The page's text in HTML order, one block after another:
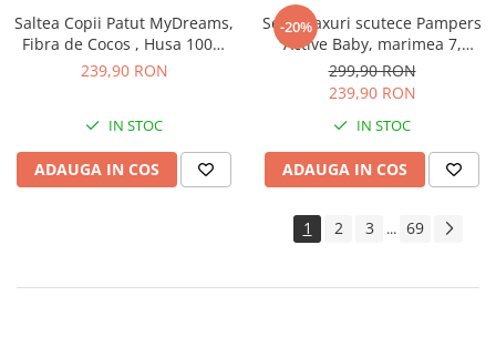
Saltele copii
Sisteme de siguranta copii
Body-uri copii
Geci Copii
Caciuli Copii
Saltea Copii Patut MyDreams,
Fibra de Cocos , Husa 100%
Antibacteriana, Antialergica,
239,90 RON
IN STOC
ADAUGA IN COS
-20%
Set 2 baxuri scutece Pampers
Active Baby, marimea 7,
cantitate 44 bucati/bax,
pentru 15+ kg, cu strat
aditional unic pentru
protectie
299,90 RON
239,90 RON
IN STOC
ADAUGA IN COS
1 2 3 ... 69